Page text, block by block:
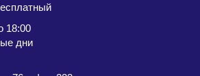
18:00
дни